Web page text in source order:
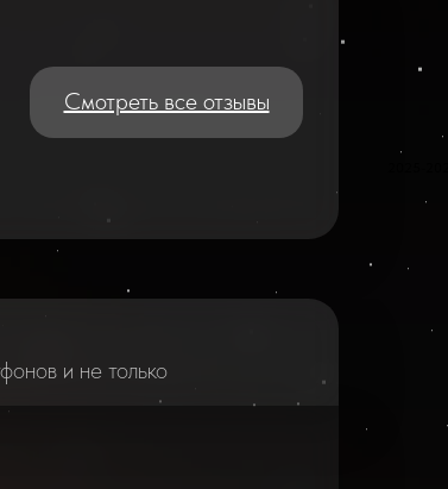
Смотреть все отзывы
и не только